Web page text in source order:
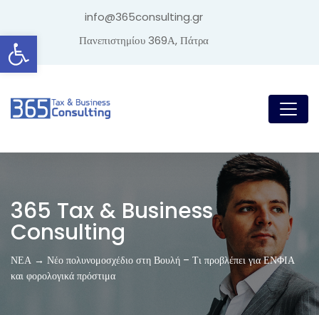
Ανοίξτε τη γραμμή εργαλείων
info@365consulting.gr
Πανεπιστημίου 369Α, Πάτρα
365 Tax & Business
Consulting
ΝΕΑ → Νέο πολυνομοσχέδιο στη Βουλή – Τι προβλέπει για ΕΝΦΙΑ
και φορολογικά πρόστιμα